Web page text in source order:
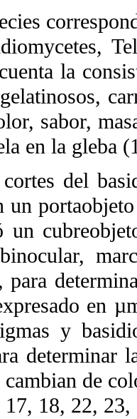
la
sabor,
en la gleba
del
un
un
para
en
y
determinar
cambian de
18, 22, 23,